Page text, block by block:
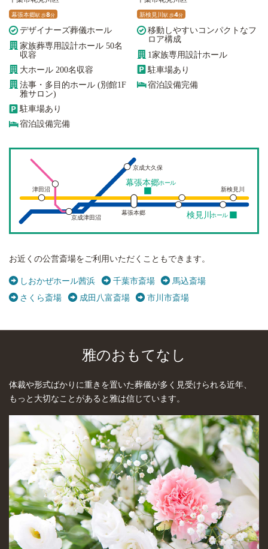
幕張本郷駅歩8分
デザイナーズ葬儀ホール
家族葬専用設計ホール 50名
収容
大ホール 200名収容
法事・多目的ホール (別館1F
雅サロン)
駐車場あり
宿泊設備完備
新検見川駅歩4分
移動しやすいコンパクトなフ
ロア構成
1家族専用設計ホール
駐車場あり
宿泊設備完備
幕張本郷ホール
検見川ホール
幕張本郷
京成大久保
京成津田沼
津田沼 新検見川
お近くの公営斎場をご利用いただくこともできます。
しおかぜホール茜浜 千葉市斎場
馬込斎場
さくら斎場
成田八富斎場 市川市斎場
雅のおもてなし
体裁や形式ばかりに重きを置いた葬儀が多く見受けられる近年、
もっと大切なことがあると雅は信じています。